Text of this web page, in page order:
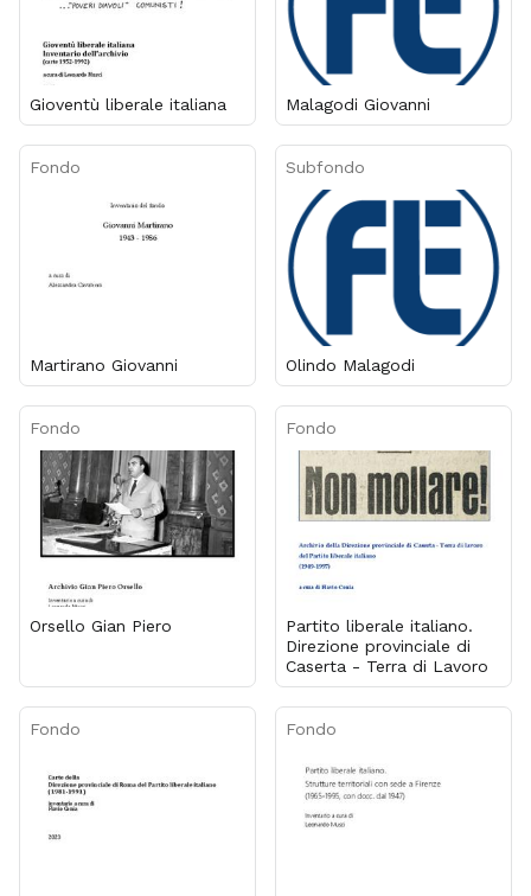
Gioventù liberale italiana Malagodi Giovanni
Fondo
Martirano Giovanni
Subfondo
Olindo Malagodi
Fondo
Orsello Gian Piero
Fondo
Partito liberale italiano.
Direzione provinciale di
Caserta - Terra di Lavoro
Fondo Fondo